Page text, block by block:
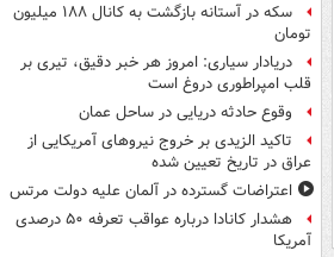
سکه در آستانه بازگشت به کانال ۱۸۸ میلیون
تومان
دریادار سیاری: امروز هر خبر دقیق، تیری بر
قلب امپراطوری دروغ است
وقوع حادثه دریایی در ساحل عمان
تاکید الزیدی بر خروج نیروهای آمریکایی از
عراق در تاریخ تعیین شده
اعتراضات گسترده در آلمان علیه دولت مرتس
هشدار کانادا درباره عواقب تعرفه ۵۰ درصدی
آمریکا